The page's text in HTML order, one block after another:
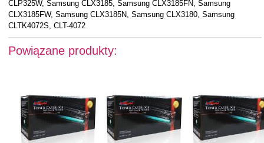
CLP325W, Samsung CLX3185, Samsung CLX3185FN, Samsung
CLX3185FW, Samsung CLX3185N, Samsung CLX3180, Samsung
CLTK4072S, CLT-4072
Powiązane produkty: